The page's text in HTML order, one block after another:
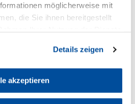
möglicherweise mit
die Sie ihnen bereitgestellt
Webseite weiterhin nutzen.
Details zeigen
akzeptieren
Erfahrung sind wir
Bedürfnisse unserer
bei Bedarf auch
zu entwickeln.